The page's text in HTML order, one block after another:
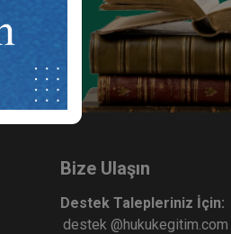
Anonim Şirketler - 3 - IV.
Hukuku Kongresi - VIII.
360
Bize Ulaşın
Destek Talepleriniz İçin:
destek @hukukegitim.com